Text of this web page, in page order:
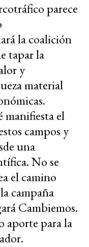
parece
la coalición
tapar la
y
material
manifiesta el
campos y
una
No se
el camino
campaña
Cambiemos.
aporte para la